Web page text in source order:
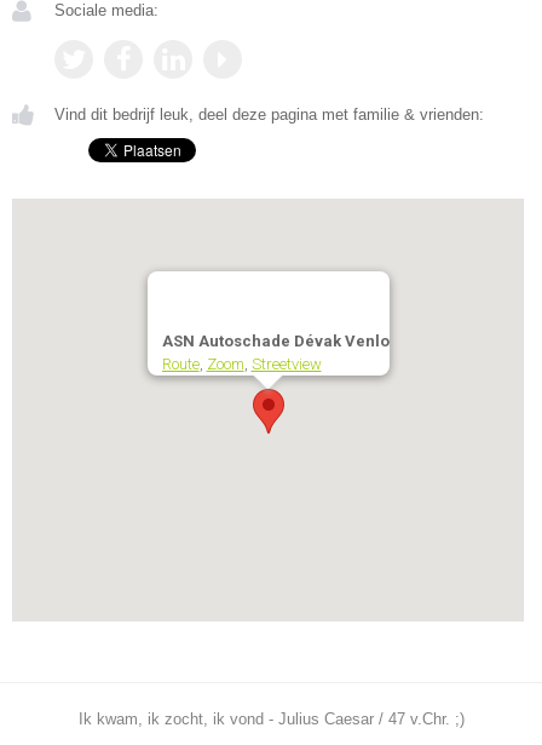
Sociale media:
Vind dit bedrijf leuk, deel deze pagina met familie & vrienden:
ASN Autoschade Dévak Venlo
Route, Zoom, Streetview
Ik kwam, ik zocht, ik vond - Julius Caesar / 47 v.Chr. ;)